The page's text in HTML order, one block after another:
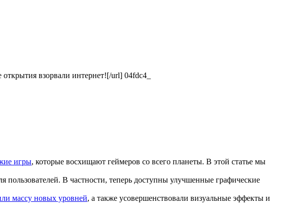
взорвали интернет![/url] 04fdc4_
игры, которые восхищают геймеров со всего планеты. В этой статье мы
В частности, теперь доступны улучшенные графические
массу новых уровней, а также усовершенствовали визуальные эффекты и